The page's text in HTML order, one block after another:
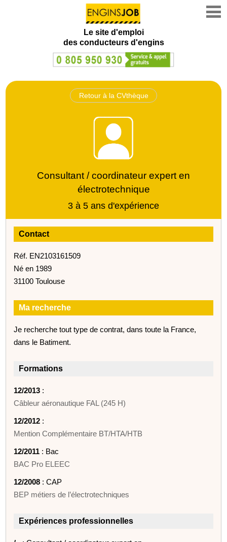
Le site d'emploi
des conducteurs d'engins
Retour à la CVthèque
Consultant / coordinateur expert en
électrotechnique
3 à 5 ans d'expérience
Contact
Réf. EN2103161509
Né en 1989
31100 Toulouse
Ma recherche
Je recherche tout type de contrat, dans toute la France,
dans le Batiment.
Formations
12/2013 :
Câbleur aéronautique FAL (245 H)
12/2012 :
Mention Complémentaire BT/HTA/HTB
12/2011 : Bac
BAC Pro ELEEC
12/2008 : CAP
BEP métiers de l’électrotechniques
Expériences professionnelles